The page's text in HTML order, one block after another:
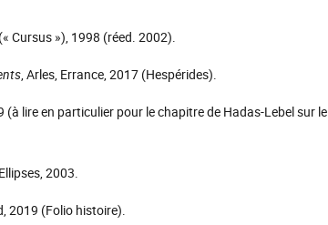
Cursus »), 1998 (réed. 2002).
, Arles, Errance, 2017 (Hespérides).
(à lire en particulier pour le chapitre de Hadas-Lebel sur le
2003.
2019 (Folio histoire).